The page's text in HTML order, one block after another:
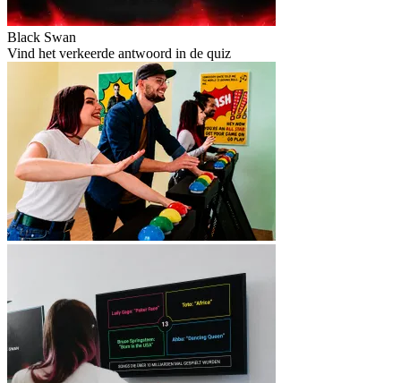
Black Swan
Vind het verkeerde antwoord in de quiz